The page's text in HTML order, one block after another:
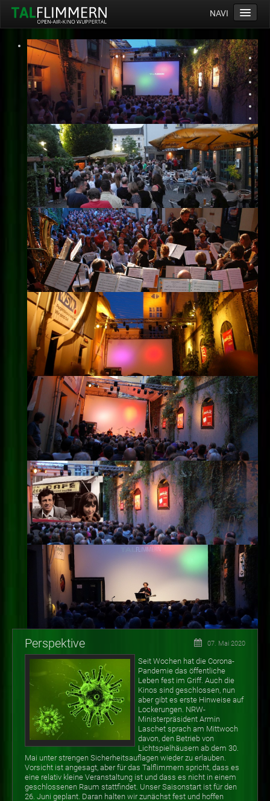
NAVI
Home
Programm
Service
Ticketinfos
Ort
Anreise
Wetter
Kinogutschein
Konzept
Archiv
Kontakt
Impressum
Datenschutz
Perspektive 07. Mai 2020
Seit Wochen hat die Corona-
Pandemie das öffentliche
Leben fest im Griff. Auch die
Kinos sind geschlossen, nun
aber gibt es erste Hinweise auf
Lockerungen. NRW-
Ministerpräsident Armin
Laschet sprach am Mittwoch
davon, den Betrieb von
Lichtspielhäusern ab dem 30.
Mai unter strengen Sicherheitsauflagen wieder zu erlauben.
Vorsicht ist angesagt, aber für das Talflimmern spricht, dass es
eine relativ kleine Veranstaltung ist und dass es nicht in einem
geschlossenen Raum stattfindet. Unser Saisonstart ist für den
26. Juni geplant. Daran halten wir zunächst fest und hoffen